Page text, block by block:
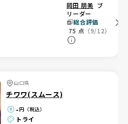
岡田 朋美 ブ
リーダー
総合評価
75 点 （9/12）
山口県
チワワ(スムース)
-円（税込）
トライ